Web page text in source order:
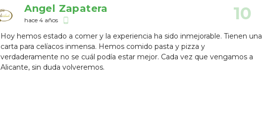
Angel Zapatera
hace 4 años phone_android 10
Hoy hemos estado a comer y la experiencia ha sido inmejorable. Tienen una
carta para celíacos inmensa. Hemos comido pasta y pizza y
verdaderamente no se cuál podía estar mejor. Cada vez que vengamos a
Alicante, sin duda volveremos.